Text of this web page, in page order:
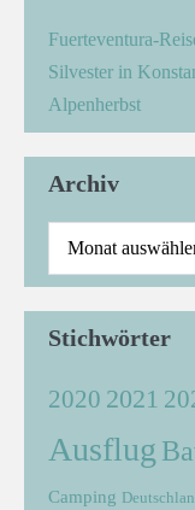
Fuerteventura-
Silvester in
Alpenherbst
Archiv
Stichwörter
2020 2021
Ausflug
Camping